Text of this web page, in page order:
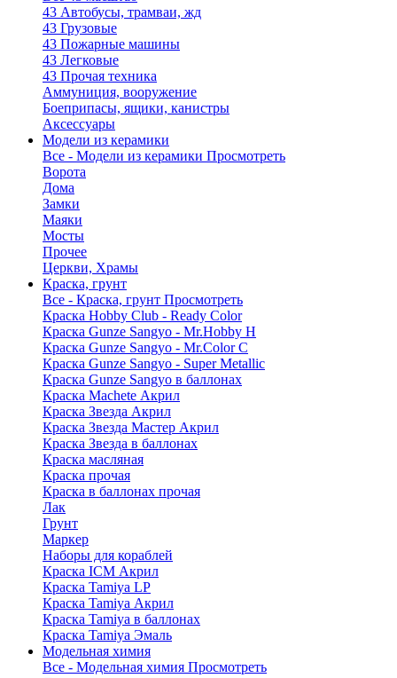
43 Автобусы, трамваи, жд
43 Грузовые
43 Пожарные машины
43 Легковые
43 Прочая техника
Аммуниция, вооружение
Боеприпасы, ящики, канистры
Аксессуары
Модели из керамики
Все - Модели из керамики Просмотреть
Ворота
Дома
Замки
Маяки
Мосты
Прочее
Церкви, Храмы
Краска, грунт
Все - Краска, грунт Просмотреть
Краска Hobby Club - Ready Color
Краска Gunze Sangyo - Mr.Hobby H
Краска Gunze Sangyo - Mr.Color C
Краска Gunze Sangyo - Super Metallic
Краска Gunze Sangyo в баллонах
Краска Machete Акрил
Краска Звезда Акрил
Краска Звезда Мастер Акрил
Краска Звезда в баллонах
Краска масляная
Краска прочая
Краска в баллонах прочая
Лак
Грунт
Маркер
Наборы для кораблей
Краска ICM Акрил
Краска Tamiya LP
Краска Tamiya Акрил
Краска Tamiya в баллонах
Краска Tamiya Эмаль
Модельная химия
Все - Модельная химия Просмотреть